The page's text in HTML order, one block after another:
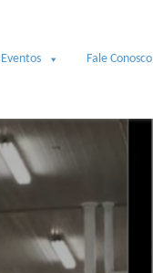
Eventos Fale Conosco